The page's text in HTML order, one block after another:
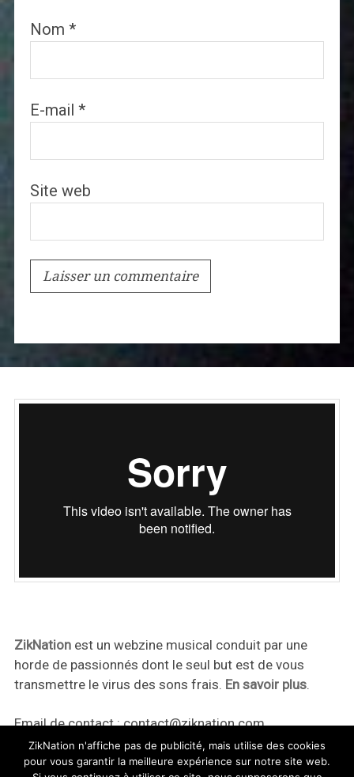
Nom *
E-mail *
Site web
ZikNationest un webzine musical conduit par une
horde de passionnés dont le seul but est de vous
transmettre le virus des sons frais. En savoir plus.
Email de contact :contact@ziknation.com
ZikNation n'affiche pas de publicité, mais utilise des cookies
pour vous garantir la meilleure expérience sur notre site web.